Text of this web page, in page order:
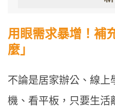
用眼需求暴增！補
麼」
不論是居家辦公、線上
機、看平板，只要生活